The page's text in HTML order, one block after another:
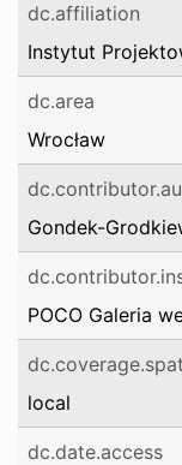
dc.affiliation
Instytut
dc.area
Wrocław
Gondek-
POCO Galeria
local
dc.date.access